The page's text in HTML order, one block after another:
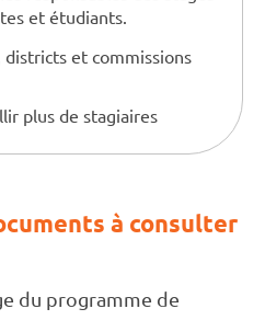
et étudiants.
districts et commissions
plus de stagiaires
à consulter
du programme de